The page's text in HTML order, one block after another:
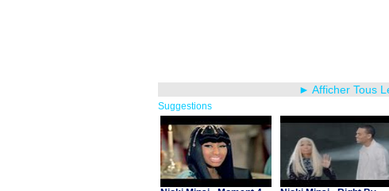
► Afficher Tous
Suggestions